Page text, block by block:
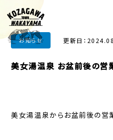
お知らせ 更新日：
美女湯温泉 お盆前後の営
美女湯温泉からお盆前後の営